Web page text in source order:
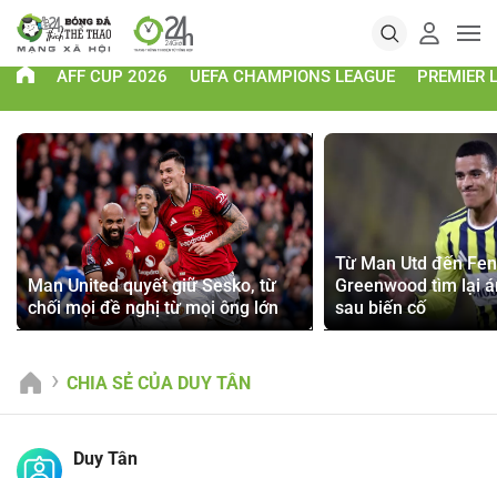
AFF CUP 2026 UEFA CHAMPIONS LEAGUE PREMIER
Man United quyết giữ Sesko, từ
chối mọi đề nghị từ mọi ông lớn
Từ Man Utd đến
Greenwood tìm lại
sau biến cố
CHIA SẺ CỦA DUY TÂN
Duy Tân